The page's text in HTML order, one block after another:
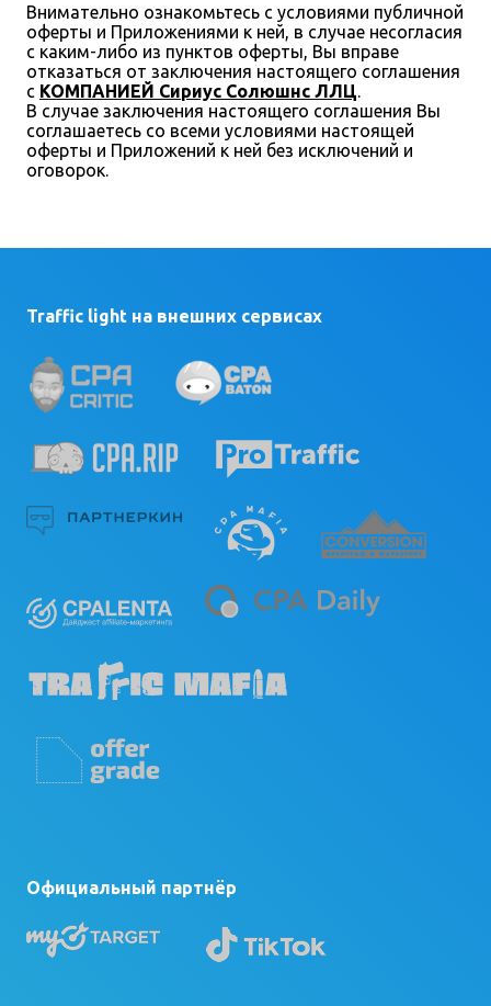
Внимательно ознакомьтесь с условиями публичной
оферты и Приложениями к ней, в случае несогласия
с каким-либо из пунктов оферты, Вы вправе
отказаться от заключения настоящего соглашения
с КОМПАНИЕЙ Сириус Солюшнс ЛЛЦ.
В случае заключения настоящего соглашения Вы
соглашаетесь со всеми условиями настоящей
оферты и Приложений к ней без исключений и
оговорок.
Traffic light на внешних сервисах
Официальный партнёр